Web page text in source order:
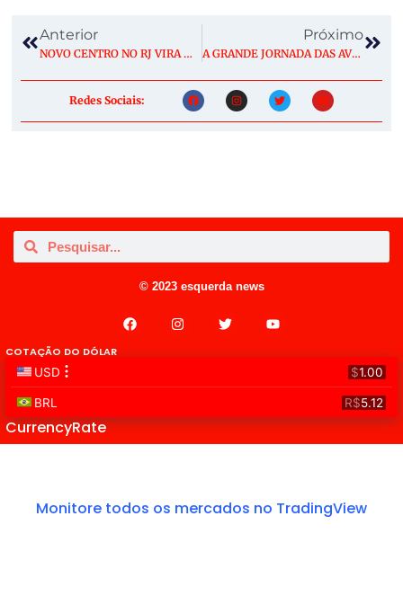
Anterior
NOVO CENTRO NO RJ VIRA MARCO PARA RESTAURAÇÃO DA MATA ATLÂNTICA
Próximo
A GRANDE JORNADA DAS AVES MIGRATÓRIAS – E DOS PESQUISADORES QUE LUTAM PARA CONSERVÁ-LAS
Redes Sociais:
© 2023 esquerda news
COTAÇÃO DO DÓLAR
CurrencyRate
Monitore todos os mercados no TradingView